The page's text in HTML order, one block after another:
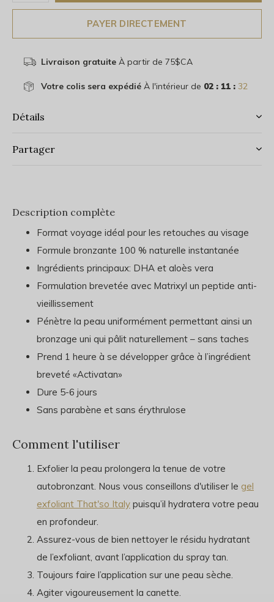
PAYER DIRECTEMENT
Livraison gratuiteÀ partir de 75$CA
Votre colis sera expédiéÀ l'intérieur de 02 : 11 : 32
Détails
Partager
Description complète
Format voyage idéal pour les retouches au visage
Formule bronzante 100 % naturelle instantanée
Ingrédients principaux: DHA et aloès vera
Formulation brevetée avec Matrixyl un peptide anti-
vieillissement
Pénètre la peau uniformément permettant ainsi un
bronzage uni qui pâlit naturellement – sans taches
Prend 1 heure à se développer grâce à l’ingrédient
breveté «Activatan»
Dure 5-6 jours
Sans parabène et sans érythrulose
Comment l'utiliser
Exfolier la peau prolongera la tenue de votre
autobronzant. Nous vous conseillons d'utiliser le gel
exfoliant That'so Italy puisqu’il hydratera votre peau
en profondeur.
Assurez-vous de bien nettoyer le résidu hydratant
de l’exfoliant, avant l’application du spray tan.
Toujours faire l’application sur une peau sèche.
Agiter vigoureusement la canette.